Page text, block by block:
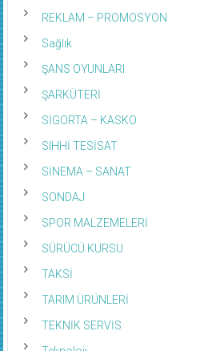
REKLAM – PROMOSYON
Sağlık
ŞANS OYUNLARI
ŞARKÜTERİ
SİGORTA – KASKO
SIHHİ TESİSAT
SİNEMA – SANAT
SONDAJ
SPOR MALZEMELERİ
SÜRÜCÜ KURSU
TAKSİ
TARIM ÜRÜNLERİ
TEKNİK SERVİS